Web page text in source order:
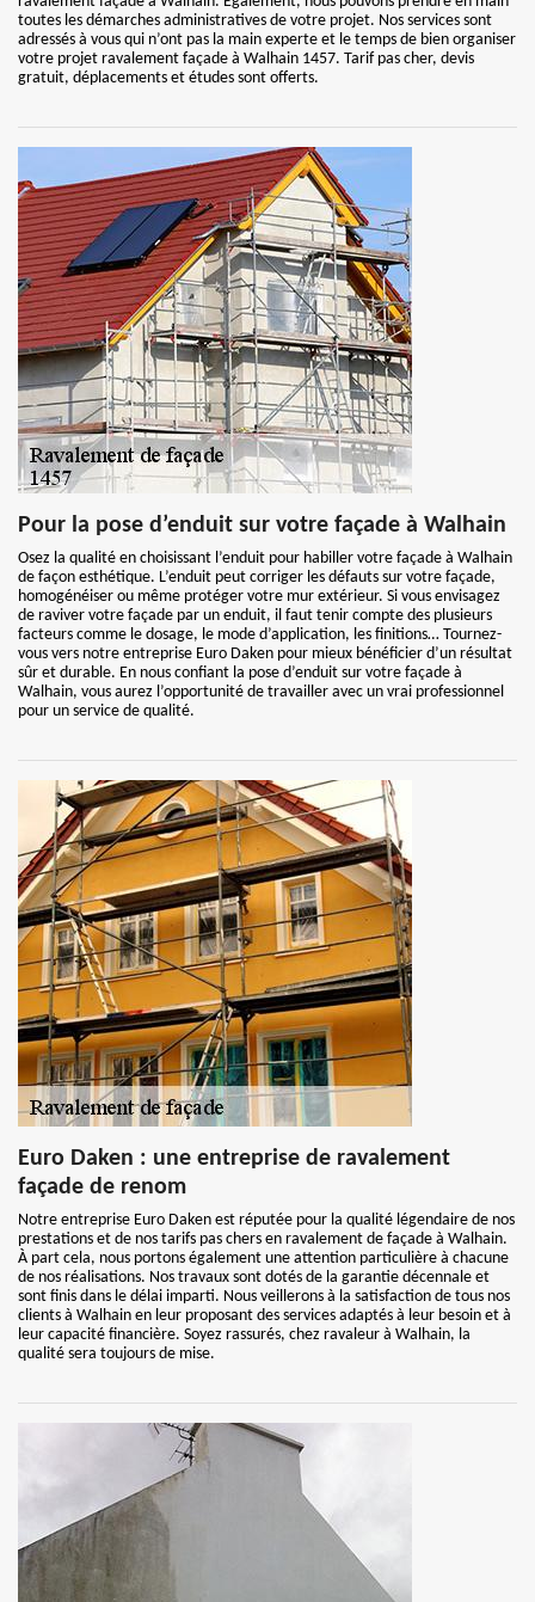
toutes les démarches administratives de votre projet. Nos services sont
adressés à vous qui n’ont pas la main experte et le temps de bien organiser
votre projet ravalement façade à Walhain 1457. Tarif pas cher, devis
gratuit, déplacements et études sont offerts.
Pour la pose d’enduit sur votre façade à Walhain
Osez la qualité en choisissant l’enduit pour habiller votre façade à Walhain
de façon esthétique. L’enduit peut corriger les défauts sur votre façade,
homogénéiser ou même protéger votre mur extérieur. Si vous envisagez
de raviver votre façade par un enduit, il faut tenir compte des plusieurs
facteurs comme le dosage, le mode d’application, les finitions… Tournez-
vous vers notre entreprise Euro Daken pour mieux bénéficier d’un résultat
sûr et durable. En nous confiant la pose d’enduit sur votre façade à
Walhain, vous aurez l’opportunité de travailler avec un vrai professionnel
pour un service de qualité.
Euro Daken : une entreprise de ravalement
façade de renom
Notre entreprise Euro Daken est réputée pour la qualité légendaire de nos
prestations et de nos tarifs pas chers en ravalement de façade à Walhain.
À part cela, nous portons également une attention particulière à chacune
de nos réalisations. Nos travaux sont dotés de la garantie décennale et
sont finis dans le délai imparti. Nous veillerons à la satisfaction de tous nos
clients à Walhain en leur proposant des services adaptés à leur besoin et à
leur capacité financière. Soyez rassurés, chez ravaleur à Walhain, la
qualité sera toujours de mise.